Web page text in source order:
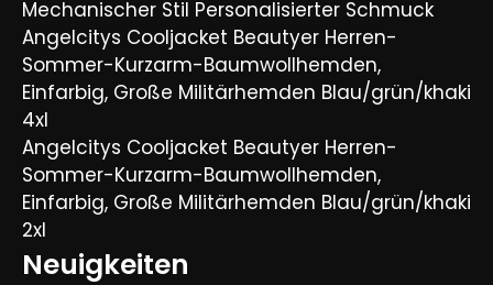
Mechanischer Stil Personalisierter Schmuck
Angelcitys Cooljacket Beautyer Herren-
Sommer-Kurzarm-Baumwollhemden,
Einfarbig, Große Militärhemden Blau/grün/khaki
4xl
Angelcitys Cooljacket Beautyer Herren-
Sommer-Kurzarm-Baumwollhemden,
Einfarbig, Große Militärhemden Blau/grün/khaki
2xl
Neuigkeiten